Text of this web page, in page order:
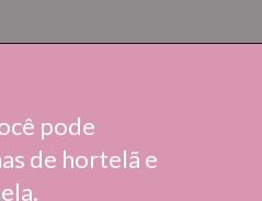
pode
de hortelã e